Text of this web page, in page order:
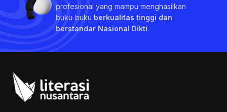
profesional yang mampu menghasilkan
buku-buku berkualitas tinggi dan
berstandar Nasional Dikti.